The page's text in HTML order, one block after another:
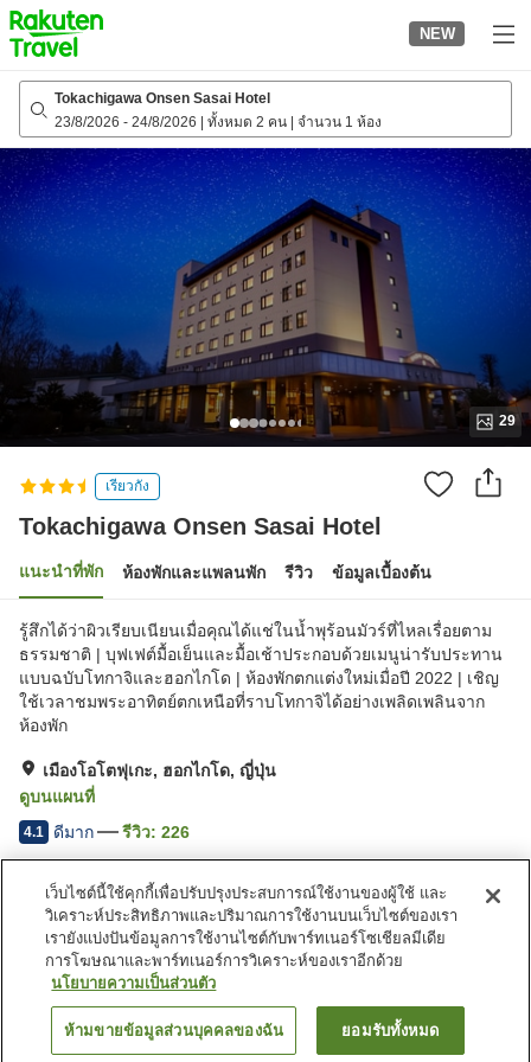
to
top
page
NEW
Tokachigawa Onsen Sasai Hotel
23/8/2026 - 24/8/2026 ทั้งหมด 2 คน จำนวน 1 ห้อง
29
เรียวกัง
Tokachigawa Onsen Sasai Hotel
แนะนำที่พัก ห้องพักและแพลนพัก รีวิว ข้อมูลเบื้องต้น
รู้สึกได้ว่าผิวเรียบเนียนเมื่อคุณได้แช่ในน้ำพุร้อนมัวร์ที่ไหลเรื่อยตาม
ธรรมชาติ | บุฟเฟต์มื้อเย็นและมื้อเช้าประกอบด้วยเมนูน่ารับประทาน
แบบฉบับโทกาจิและฮอกไกโด | ห้องพักตกแต่งใหม่เมื่อปี 2022 | เชิญ
ใช้เวลาชมพระอาทิตย์ตกเหนือที่ราบโทกาจิได้อย่างเพลิดเพลินจาก
ห้องพัก
เมืองโอโตฟุเกะ, ฮอกไกโด, ญี่ปุ่น
ดูบนแผนที่
4.1 ดีมาก รีวิว: 226
สิ่งอำนวยความสะดวกในที่พัก
Wi-Fi
ซาวน่า
ร้านอาหาร
ปลอดบุหรี่
หน้าแรก ญี่ปุ่น ฮอกไกโด
เมืองโอโตฟุเกะ
Tokachigawa Onsen Sasai Hotelค้นหาห้องพัก
เว็บไซต์นี้ใช้คุกกี้เพื่อปรับปรุงประสบการณ์ใช้งานของผู้ใช้ และ
วิเคราะห์ประสิทธิภาพและปริมาณการใช้งานบนเว็บไซต์ของเรา
เรายังแบ่งปันข้อมูลการใช้งานไซต์กับพาร์ทเนอร์โซเชียลมีเดีย
การโฆษณาและพาร์ทเนอร์การวิเคราะห์ของเราอีกด้วย
นโยบายความเป็นส่วนตัว
ห้ามขายข้อมูลส่วนบุคคลของฉัน ยอมรับทั้งหมด